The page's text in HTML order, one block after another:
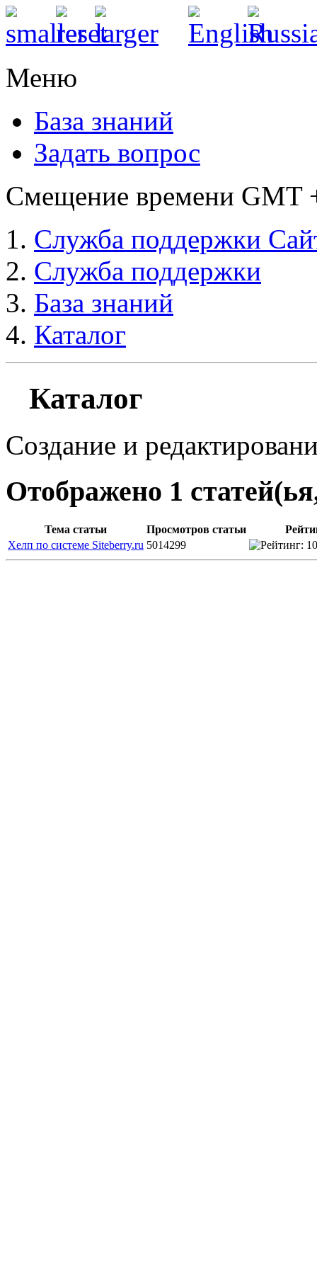
Меню
База знаний
Задать вопрос
Смещение времени GMT
Служба поддержки
Служба поддержки
База знаний
Каталог
Каталог
Создание и
Отображено 1
Тема статьи Просмотров статьи
Хелп по системе Siteberry.ru 5014299